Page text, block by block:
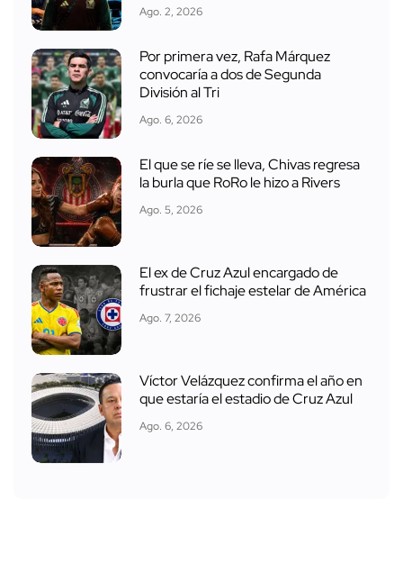
Ago. 2, 2026
Por primera vez, Rafa Márquez
convocaría a dos de Segunda
División al Tri
Ago. 6, 2026
El que se ríe se lleva, Chivas regresa
la burla que RoRo le hizo a Rivers
Ago. 5, 2026
El ex de Cruz Azul encargado de
frustrar el fichaje estelar de América
Ago. 7, 2026
Víctor Velázquez confirma el año en
que estaría el estadio de Cruz Azul
Ago. 6, 2026